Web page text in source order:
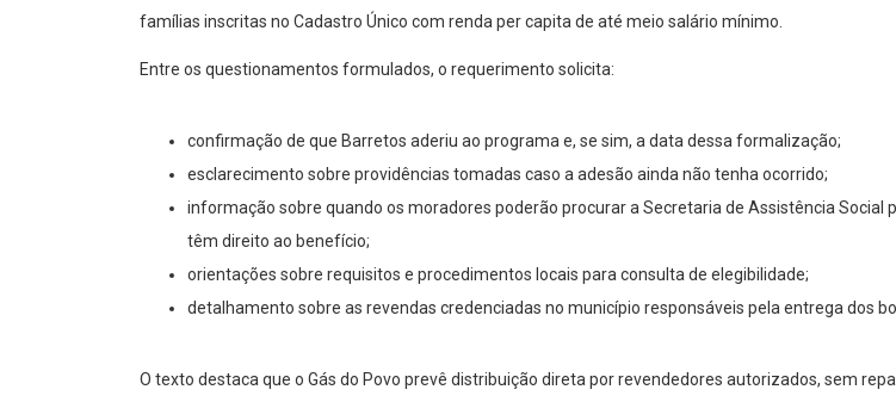
famílias inscritas no Cadastro Único com renda per capita de até meio salário mínimo.
Entre os questionamentos formulados, o requerimento solicita:
confirmação de que Barretos aderiu ao programa e, se sim, a data dessa formalização;
esclarecimento sobre providências tomadas caso a adesão ainda não tenha ocorrido;
informação sobre quando os moradores poderão procurar a Secretaria de Assistência Social
têm direito ao benefício;
orientações sobre requisitos e procedimentos locais para consulta de elegibilidade;
detalhamento sobre as revendas credenciadas no município responsáveis pela entrega dos
O texto destaca que o Gás do Povo prevê distribuição direta por revendedores autorizados, sem